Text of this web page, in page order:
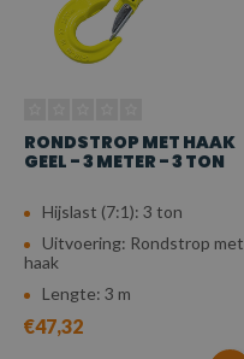
RONDSTROP MET HAAK
GEEL - 3 METER - 3 TON
Hijslast (7:1): 3 ton
Uitvoering: Rondstrop met
haak
Lengte: 3 m
€47,32